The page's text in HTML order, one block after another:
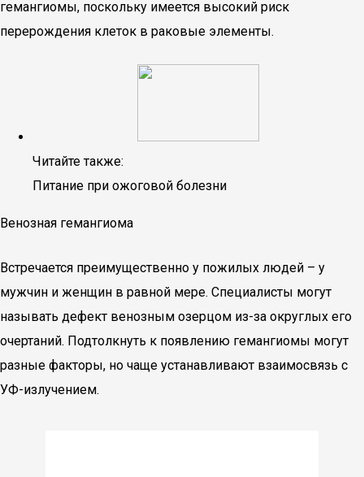
гемангиомы, поскольку имеется высокий риск
перерождения клеток в раковые элементы.
Читайте также:
Питание при ожоговой болезни
Венозная гемангиома
Встречается преимущественно у пожилых людей – у
мужчин и женщин в равной мере. Специалисты могут
называть дефект венозным озерцом из-за округлых его
очертаний. Подтолкнуть к появлению гемангиомы могут
разные факторы, но чаще устанавливают взаимосвязь с
УФ-излучением.